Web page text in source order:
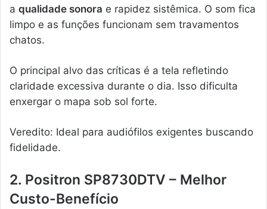
a qualidade sonora e rapidez sistêmica. O som fica
limpo e as funções funcionam sem travamentos
chatos.
O principal alvo das críticas é a tela refletindo
claridade excessiva durante o dia. Isso dificulta
enxergar o mapa sob sol forte.
Veredito: Ideal para audiófilos exigentes buscando
fidelidade.
2. Positron SP8730DTV – Melhor
Custo-Benefício